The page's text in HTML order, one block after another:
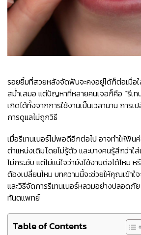
รอยยิ้มที่สวยหลังจัดฟันจะคงอยู่ได้ก็ต่อเมื่อใ
สม่ำเสมอ แต่ปัญหาที่หลายคนเจอก็คือ “รีเท
เกิดได้ทั้งจากการใช้งานเป็นเวลานาน การ
การดูแลไม่ถูกวิธี
เมื่อรีเทนเนอร์ไม่พอดีอีกต่อไป อาจทำให้ฟัน
ตำแหน่งเดิมโดยไม่รู้ตัว และบางคนรู้สึกว่าใ
ไม่กระชับ แต่ไม่แน่ใจว่ายังใช้งานต่อได้ไหม
ต้องเปลี่ยนไหม บทความนี้จะช่วยให้คุณเข้
และวิธีจัดการรีเทนเนอร์หลวมอย่างปลอดภั
ทันตแพทย์
Table of Contents